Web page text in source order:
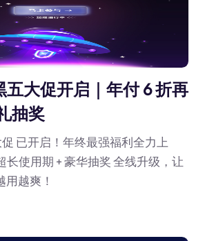
五大促开启｜年付 6 折再
抽奖
已开启！年终最强福利全力上
长使用期 + 豪华抽奖 全线升级，让
越爽！